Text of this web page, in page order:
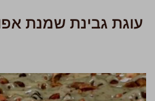
עוגת גבינת שמנת